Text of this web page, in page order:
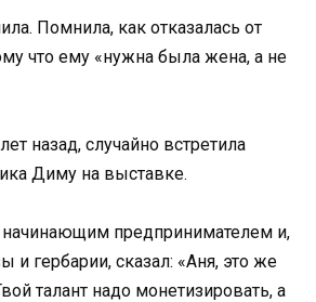
Помнила, как отказалась от
что ему «нужна была жена, а не
назад, случайно встретила
Диму на выставке.
предпринимателем и,
и гербарии, сказал: «Аня, это же
талант надо монетизировать, а